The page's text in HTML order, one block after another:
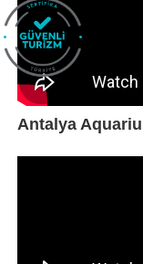
Antalya